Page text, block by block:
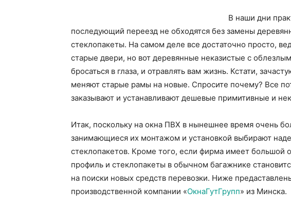
В наши дни
последующий переезд не обходятся без замены
стеклопакеты. На самом деле все достаточно просто,
старые двери, но вот деревянные неказистые с
бросаться в глаза, и отравлять вам жизнь. Кстати,
меняют старые рамы на новые. Спросите почему? Все
заказывают и устанавливают дешевые примитивные и
Итак, поскольку на окна ПВХ в нынешнее время очень
занимающиеся их монтажом и установкой выбирают
стеклопакетов. Кроме того, если фирма имеет большой
профиль и стеклопакеты в обычном багажнике
на поиски новых средств перевозки. Ниже
производственной компании «ОкнаГутГрупп» из Минска.